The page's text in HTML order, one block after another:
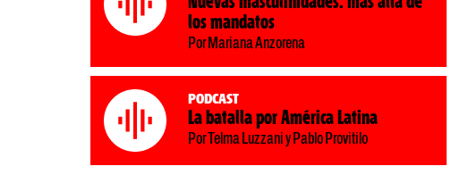
los mandatos
Por Mariana Anzorena
Podcast
La batalla por América Latina
Por Telma Luzzani y Pablo Provitilo